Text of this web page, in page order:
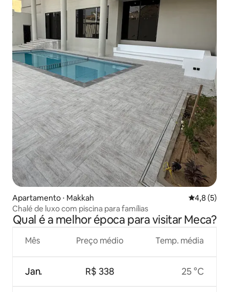
Apartamento ⋅ Makkah 4,8 de
4,8 (5)
Chalé de luxo com piscina para famílias
Qual é a melhor época para visitar Meca?
Mês
Jan.
Preço médio
R$ 338
Temp. média
25 °C